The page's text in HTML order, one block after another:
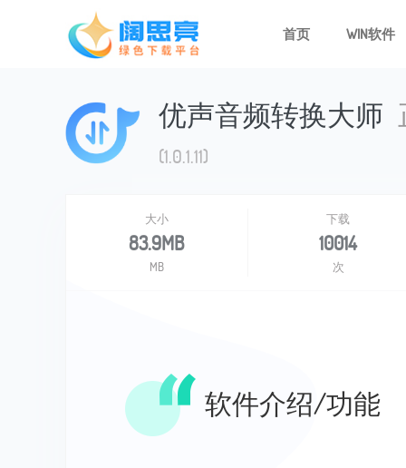
首页 WIN软件
优声音频转换大师
(1.0.1.11)
大小
83.9MB
MB
下载
10014
次
软件介绍/功能